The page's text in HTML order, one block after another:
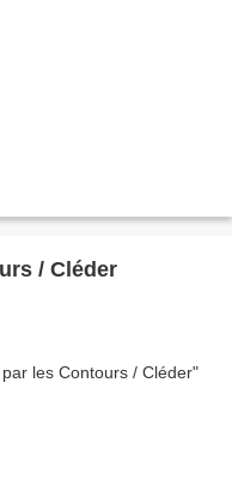
/ Cléder